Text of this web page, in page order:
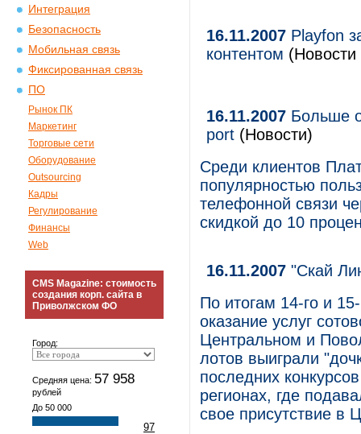
Интеграция
Безопасность
Мобильная связь
Фиксированная связь
ПО
Рынок ПК
Маркетинг
Торговые сети
Оборудование
Outsourcing
Кадры
Регулирование
Финансы
Web
CMS Magazine: стоимость
создания корп. сайта в
Приволжском ФО
Город:
Средняя цена: 57 958
рублей
До 50 000
97
16.11.2007 Playfon
контентом (Новости
16.11.2007 Больше
port (Новости)
Среди клиентов
популярностью
телефонной связи
скидкой до 10
16.11.2007 "Скай
По итогам 14-го и
оказание услуг
Центральном и
лотов выиграли
последних
регионах, где
свое присутствие в